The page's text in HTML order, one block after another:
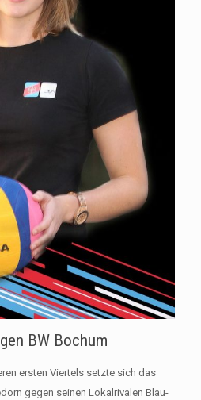
BW Bochum
ersten Viertels setzte sich das
gegen seinen Lokalrivalen Blau-